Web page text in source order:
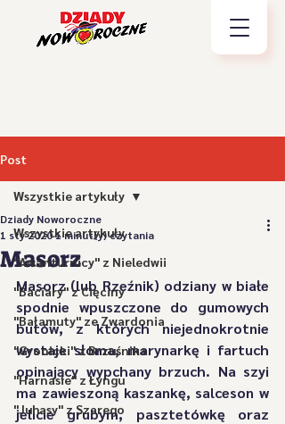
Post
Wszystkie artykuły
"Awanturnicy" z Nieledwii
"Baciary" z Cięciny
"Bałamuty" ze Zwardonia
"Gronicki" z Brzuśnika
"Harnasie" z Łyngu
"Juhasy" z Szarego
Wszystkie artykuły
Masorz
Dziady Noworoczne
1 sty 20201 minut(y) czytania
Masorz (lub Rzeźnik) odziany w białe
spodnie wpuszczone do gumowych
butów, z których niejednokrotnie
wystaje słoma, marynarkę i fartuch
opinający wypchany brzuch. Na szyi
ma zawieszoną kaszankę, salceson w
jelicie grubym, pasztetówkę oraz